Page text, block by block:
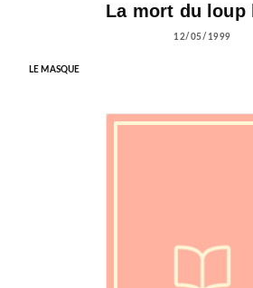
La mort du loup
12/05/1999
LE MASQUE